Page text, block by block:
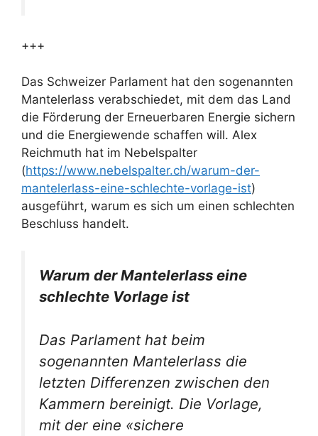
+++
Das Schweizer Parlament hat den sogenannten
Mantelerlass verabschiedet, mit dem das Land
die Förderung der Erneuerbaren Energie sichern
und die Energiewende schaffen will. Alex
Reichmuth hat im Nebelspalter
(https://www.nebelspalter.ch/warum-der-
mantelerlass-eine-schlechte-vorlage-ist)
ausgeführt, warum es sich um einen schlechten
Beschluss handelt.
Warum der Mantelerlass eine
schlechte Vorlage ist
Das Parlament hat beim
sogenannten Mantelerlass die
letzten Differenzen zwischen den
Kammern bereinigt. Die Vorlage,
mit der eine «sichere